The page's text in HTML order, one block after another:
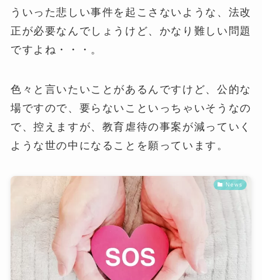
ういった悲しい事件を起こさないような、法改
正が必要なんでしょうけど、かなり難しい問題
ですよね・・・。
色々と言いたいことがあるんですけど、公的な
場ですので、要らないこといっちゃいそうなの
で、控えますが、教育虐待の事案が減っていく
ような世の中になることを願っています。
News